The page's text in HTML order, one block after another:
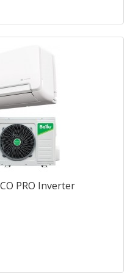
PRO Inverter